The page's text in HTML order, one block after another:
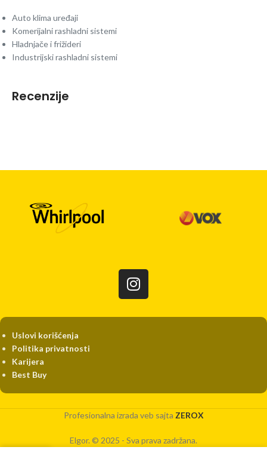
Auto klima uređaji
Komerijalni rashladni sistemi
Hladnjače i frižideri
Industrijski rashladni sistemi
Recenzije
Uslovi korišćenja
Politika privatnosti
Karijera
Best Buy
Profesionalna izrada veb sajta ZEROX
Elgor. © 2025 - Sva prava zadržana.